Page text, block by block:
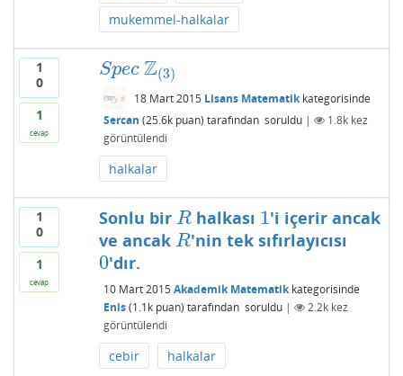
mukemmel-halkalar
1
0
1
cevap
Spec Z(3)
SpecZ (3)
18 Mart 2015 Lisans Matematikkategorisinde
Sercan (25.6kpuan) tarafından soruldu | 1.8kkez
görüntülendi
halkalar
1
0
1
cevap
Sonlu bir R
R halkası 1
1'i içerir ancak
ve ancak R
R 'nin tek sıfırlayıcısı
0
0'dır.
10 Mart 2015 Akademik Matematikkategorisinde
Enis (1.1kpuan) tarafından soruldu | 2.2kkez
görüntülendi
cebir halkalar